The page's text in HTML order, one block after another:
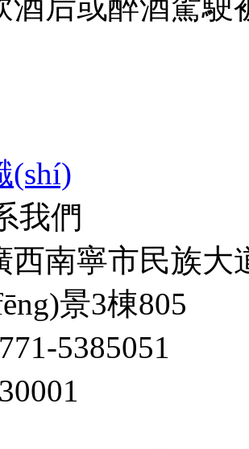
(shí)
我們
西南寧市民族大
景3棟805
5385051